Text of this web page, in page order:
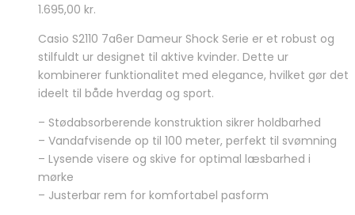
1.695,00 kr.
Casio S2110 7a6er Dameur Shock Serie er et robust og
stilfuldt ur designet til aktive kvinder. Dette ur
kombinerer funktionalitet med elegance, hvilket gør det
ideelt til både hverdag og sport.
– Stødabsorberende konstruktion sikrer holdbarhed
– Vandafvisende op til 100 meter, perfekt til svømning
– Lysende visere og skive for optimal læsbarhed i
mørke
– Justerbar rem for komfortabel pasform